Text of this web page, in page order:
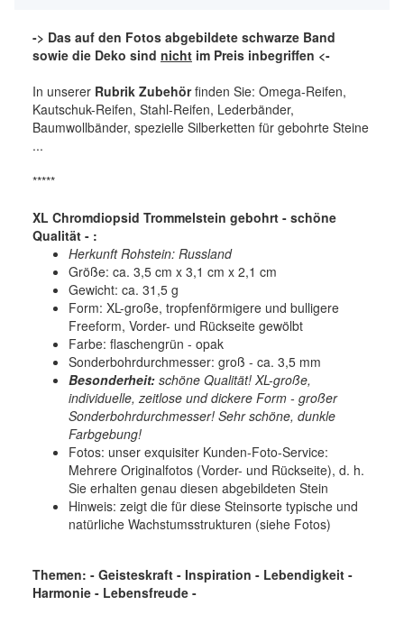
-> Das auf den Fotos abgebildete schwarze Band
sowie die Deko sind nicht im Preis inbegriffen <-
In unserer Rubrik Zubehörfinden Sie: Omega-Reifen,
Kautschuk-Reifen, Stahl-Reifen, Lederbänder,
Baumwollbänder, spezielle Silberketten für gebohrte Steine
...
*****
XL Chromdiopsid Trommelstein gebohrt - schöne
Qualität - :
Herkunft Rohstein: Russland
Größe: ca. 3,5 cm x 3,1 cm x 2,1 cm
Gewicht: ca. 31,5 g
Form: XL-große, tropfenförmigere und bulligere
Freeform, Vorder- und Rückseite gewölbt
Farbe: flaschengrün - opak
Sonderbohrdurchmesser: groß - ca. 3,5 mm
Besonderheit: schöne Qualität! XL-große,
individuelle, zeitlose und dickere Form - großer
Sonderbohrdurchmesser! Sehr schöne, dunkle
Farbgebung!
Fotos: unser exquisiter Kunden-Foto-Service:
Mehrere Originalfotos (Vorder- und Rückseite), d. h.
Sie erhalten genau diesen abgebildeten Stein
Hinweis: zeigt die für diese Steinsorte typische und
natürliche Wachstumsstrukturen (siehe Fotos)
Themen: - Geisteskraft - Inspiration - Lebendigkeit -
Harmonie - Lebensfreude -